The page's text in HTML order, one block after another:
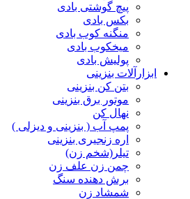
پیچ گوشتی بادی
بکس بادی
منگنه کوب بادی
میخکوب بادی
پولیش بادی
ابزارآلات بنزینی
بتن کن بنزینی
موتور برق بنزینی
نهال کن
پمپ آب ( بنزینی و دیزلی )
اره زنجیری بنزینی
تیلر(شخم زن)
چمن زن علف زن
برش دهنده سنگ
شمشاد زن